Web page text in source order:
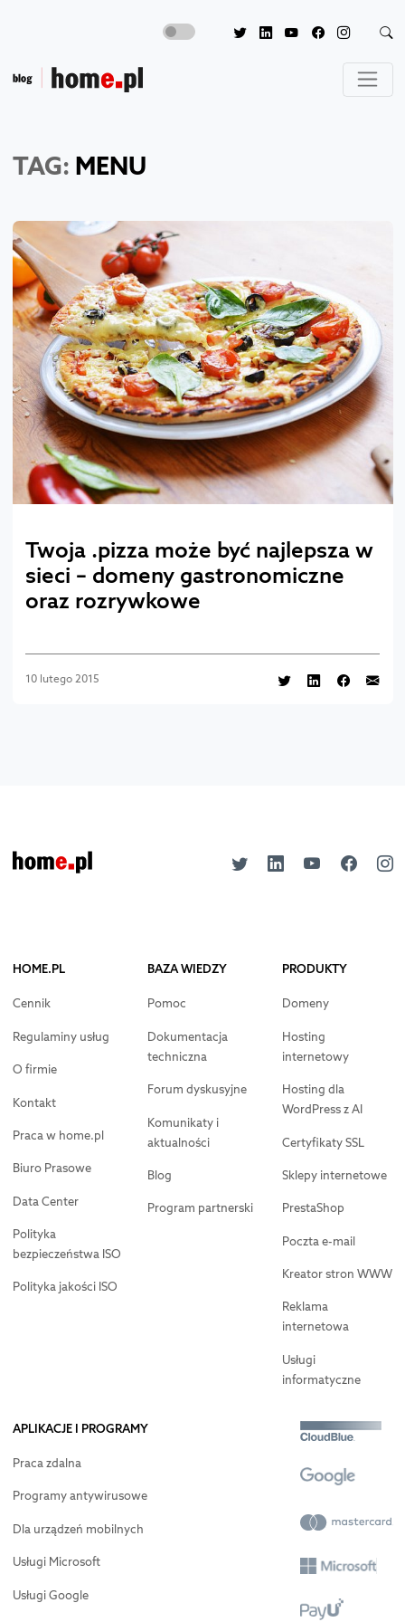
TAG: MENU
Twoja .pizza może być najlepsza w
sieci – domeny gastronomiczne
oraz rozrywkowe
10 lutego 2015
HOME.PL
Cennik
Regulaminy usług
O firmie
Kontakt
Praca w home.pl
Biuro Prasowe
Data Center
Polityka
bezpieczeństwa ISO
Polityka jakości ISO
BAZA WIEDZY
Pomoc
Dokumentacja
techniczna
Forum dyskusyjne
Komunikaty i
aktualności
Blog
Program partnerski
PRODUKTY
Domeny
Hosting
internetowy
Hosting dla
WordPress z AI
Certyfikaty SSL
Sklepy internetowe
PrestaShop
Poczta e-mail
Kreator stron WWW
Reklama
internetowa
Usługi
informatyczne
APLIKACJE I PROGRAMY
Praca zdalna
Programy antywirusowe
Dla urządzeń mobilnych
Usługi Microsoft
Usługi Google